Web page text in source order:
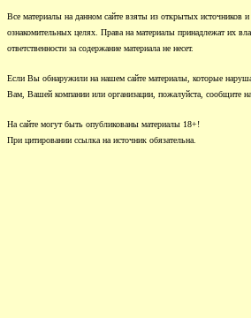
Все материалы на данном сайте взяты из открытых источников
ознакомительных целях. Права на материалы принадлежат их
ответственности за содержание материала не несет.
Если Вы обнаружили на нашем сайте материалы, которые
Вам, Вашей компании или организации, пожалуйста, сообщите
На сайте могут быть опубликованы материалы 18+!
При цитировании ссылка на источник обязательна.